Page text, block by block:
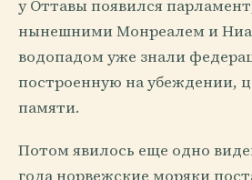
у Оттавы появился
нынешними Монреалем и
водопадом уже знали
построенную на убеждении,
памяти.
Потом явилось еще одно